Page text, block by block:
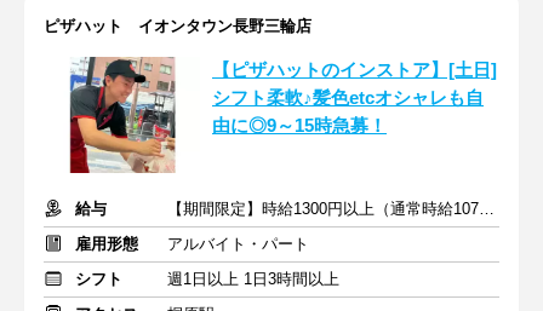
ピザハット イオンタウン長野三輪店
【ピザハットのインストア】[土日]
シフト柔軟♪髪色etcオシャレも自
由に◎9～15時急募！
給与
【期間限定】時給1300円以上（通常時給1070円以上）
雇用形態
アルバイト・パート
シフト
週1日以上 1日3時間以上